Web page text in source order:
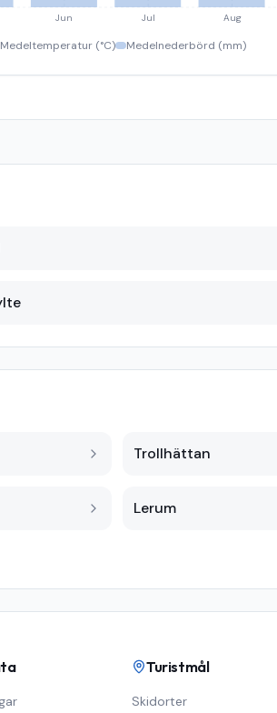
Jun Jul Aug
Medeltemperatur (°C) Medelnederbörd (mm)
Trollhättan
Lerum
Turistmål
Skidorter